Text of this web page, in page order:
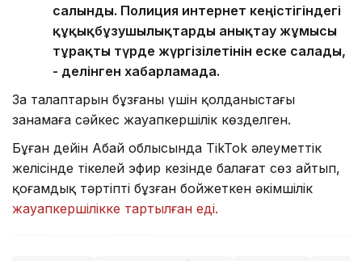
салынды. Полиция интернет кеңістігіндегі
құқықбұзушылықтарды анықтау жұмысы
тұрақты түрде жүргізілетінін еске салады,
- делінген хабарламада.
Заң талаптарын бұзғаны үшін қолданыстағы
заңнамаға сәйкес жауапкершілік көзделген.
Бұған дейін Абай облысында TikTok әлеуметтік
желісінде тікелей эфир кезінде балағат сөз айтып,
қоғамдық тәртіпті бұзған бойжеткен әкімшілік
жауапкершілікке тартылған еді.